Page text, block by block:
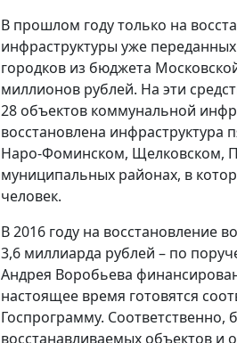
В прошлом году только на
инфраструктуры уже
городков из бюджета
миллионов рублей. На эти
28 объектов коммунальной
восстановлена инфраструктура
Наро-Фоминском, Щелковском,
муниципальных районах, в
человек.
В 2016 году на восстановление
3,6 миллиарда рублей – по
Андрея Воробьева
настоящее время готовятся
Госпрограмму. Соответственно,
восстанавливаемых объектов и